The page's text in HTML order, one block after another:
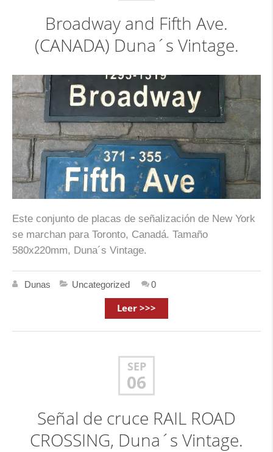
Broadway and Fifth Ave.
(CANADA) Duna´s Vintage.
Este conjunto de placas de señalización de New York
se marchan para Toronto, Canadá. Tamaño
580x220mm, Duna´s Vintage.
Dunas Uncategorized 0
Leer >>>
SEP
06
Señal de cruce RAIL ROAD
CROSSING, Duna´s Vintage.